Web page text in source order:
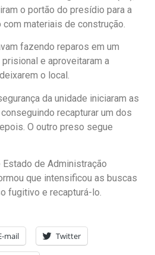
o portão do presídio para a
com materiais de construção.
fazendo reparos em um
e aproveitaram a
o local.
da unidade iniciaram as
recapturar um dos
O outro preso segue
Estado de Administração
que intensificou as buscas
fugitivo e recapturá-lo.
mail Twitter